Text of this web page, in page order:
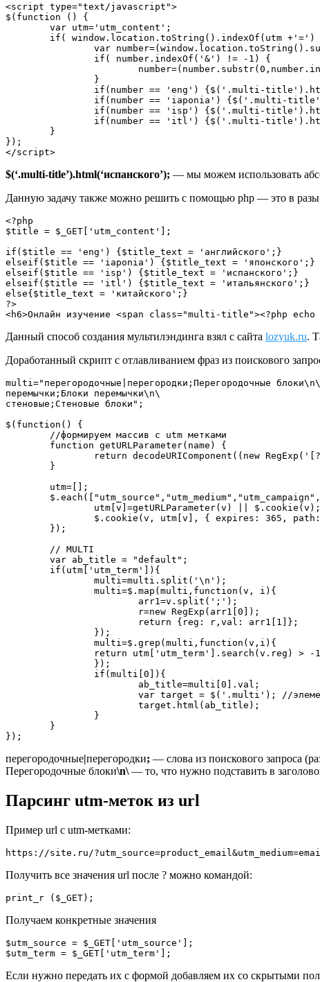
<script type="text/javascript">
$(function () {
});
</script>
$(‘.multi-title’).html(‘испанского’); — мы можем использовать
Данную задачу также можно решить с помощью php — это в разы
<?php
$title = $_GET['utm_content'];
if($title == 'eng') {$title_text = 'английского';}
elseif($title == 'iaponia') {$title_text = 'японского';}
elseif($title == 'isp') {$title_text = 'испанского';}
elseif($title == 'itl') {$title_text = 'итальянского';}
else{$title_text = 'китайского';}
?>
<h6>Онлайн изучение <span class="multi-title"><?php
Данный способ создания мультилэндинга взял с сайта lozyuk.ru.
Доработанный скрипт с отлавливанием фраз из поискового
multi="перегородочные|перегородки;Перегородочные блоки\n\
перемычки;Блоки перемычки\n\
стеновые;Стеновые блоки";
$(function() {
});
перегородочные|перегородки; — слова из поискового запроса
Перегородочные блоки\n\— то, что нужно подставить в
Парсинг utm-меток из url
Пример url c utm-метками:
https://site.ru/
Получить все значения url после ? можно командой:
print_r ($_GET);
Получаем конкретные значения
$utm_source = $_GET['utm_source'];
$utm_term = $_GET['utm_term'];
Если нужно передать их с формой добавляем их со скрытыми